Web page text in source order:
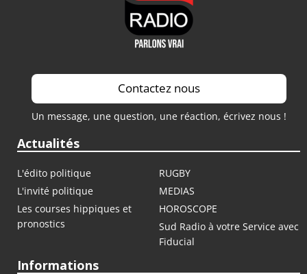
Contactez nous
Un message, une question, une réaction, écrivez nous !
Actualités
L'édito politique
RUGBY
L'invité politique
MEDIAS
Les courses hippiques et
pronostics
HOROSCOPE
Sud Radio à votre Service avec
Fiducial
Informations